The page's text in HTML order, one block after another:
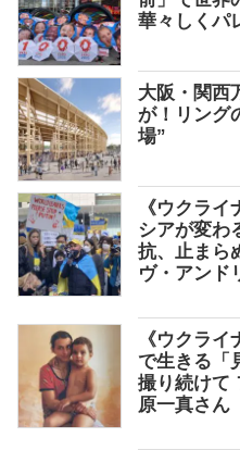
華々しくパ
大阪・関西
が！リング
場”
《ウクラ
シアが変わ
抗、止まら
ヴ・アンド
《ウクラ
で生きる「
撮り続けて
原一真さん